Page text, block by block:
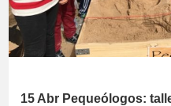
15 Abr Pequeólogos: